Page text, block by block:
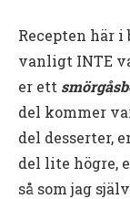
Recepten här i
vanligt INTE
er ett
del kommer
del desserter,
del lite högre,
så som jag